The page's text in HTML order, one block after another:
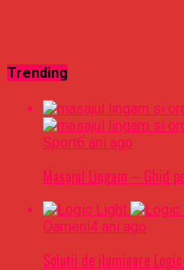
Trending
Sport6 ani ago
Masajul Lingam – Ghid
Oameni4 ani ago
Soluții de iluminare